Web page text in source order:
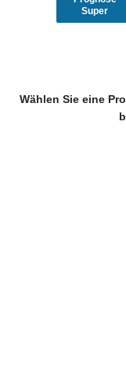
Super
Wählen Sie eine